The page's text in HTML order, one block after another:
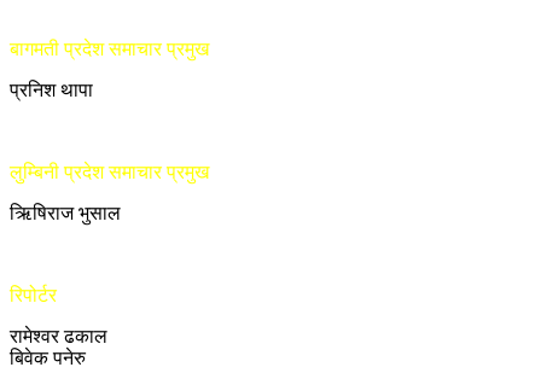
बागमती प्रदेश समाचार प्रमुख
प्रनिश थापा
लुम्बिनी प्रदेश समाचार प्रमुख
ऋिषिराज भुसाल
रिपोर्टर
रामेश्वर ढकाल
बिवेक पनेरु